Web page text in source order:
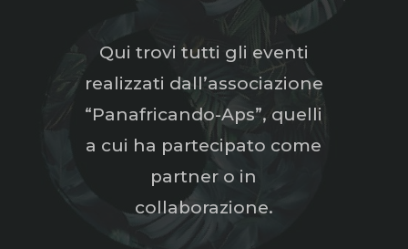
Qui trovi tutti gli eventi
realizzati dall’associazione
“Panafricando-Aps”, quelli
a cui ha partecipato come
partner o in
collaborazione.